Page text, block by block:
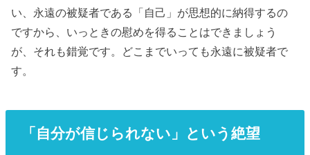
い、永遠の被疑者である「自己」が思想的に納得するの
ですから、いっときの慰めを得ることはできましょう
が、それも錯覚です。どこまでいっても永遠に被疑者で
す。
「自分が信じられない」という絶望